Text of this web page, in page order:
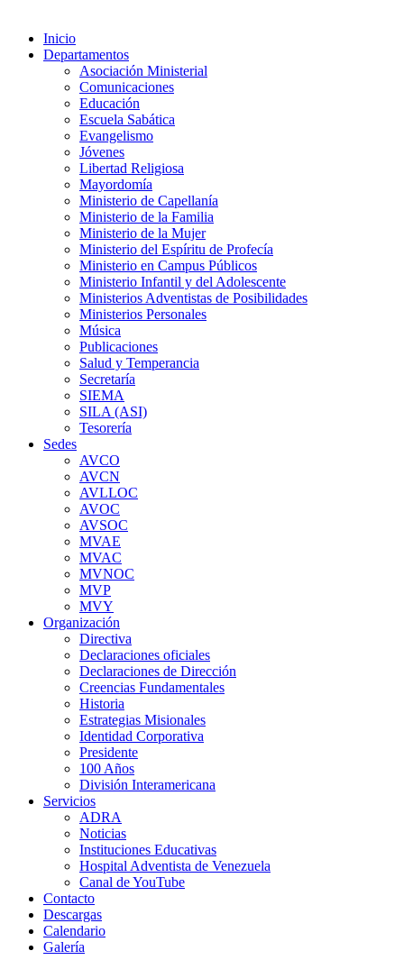
Inicio
Departamentos
Asociación Ministerial
Comunicaciones
Educación
Escuela Sabática
Evangelismo
Jóvenes
Libertad Religiosa
Mayordomía
Ministerio de Capellanía
Ministerio de la Familia
Ministerio de la Mujer
Ministerio del Espíritu de Profecía
Ministerio en Campus Públicos
Ministerio Infantil y del Adolescente
Ministerios Adventistas de Posibilidades
Ministerios Personales
Música
Publicaciones
Salud y Temperancia
Secretaría
SIEMA
SILA (ASI)
Tesorería
Sedes
AVCO
AVCN
AVLLOC
AVOC
AVSOC
MVAE
MVAC
MVNOC
MVP
MVY
Organización
Directiva
Declaraciones oficiales
Declaraciones de Dirección
Creencias Fundamentales
Historia
Estrategias Misionales
Identidad Corporativa
Presidente
100 Años
División Interamericana
Servicios
ADRA
Noticias
Instituciones Educativas
Hospital Adventista de Venezuela
Canal de YouTube
Contacto
Descargas
Calendario
Galería